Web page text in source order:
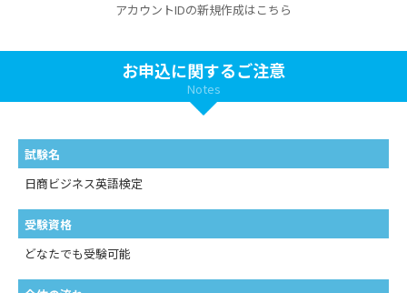
アカウントIDの新規作成はこちら
お申込に関するご注意
Notes
試験名
日商ビジネス英語検定
受験資格
どなたでも受験可能